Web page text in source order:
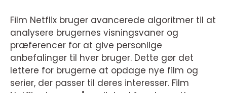
Film Netflix bruger avancerede algoritmer til at
analysere brugernes visningsvaner og
præferencer for at give personlige
anbefalinger til hver bruger. Dette gør det
lettere for brugerne at opdage nye film og
serier, der passer til deres interesser. Film